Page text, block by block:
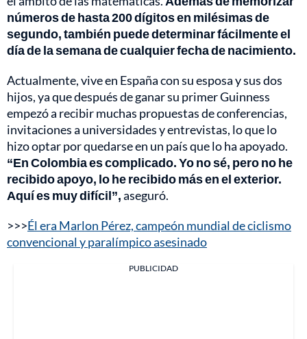
números de hasta 200 dígitos en milésimas de
segundo, también puede determinar fácilmente el
día de la semana de cualquier fecha de nacimiento.
Actualmente, vive en España con su esposa y sus dos
hijos, ya que después de ganar su primer Guinness
empezó a recibir muchas propuestas de conferencias,
invitaciones a universidades y entrevistas, lo que lo
hizo optar por quedarse en un país que lo ha apoyado.
“En Colombia es complicado. Yo no sé, pero no he
recibido apoyo, lo he recibido más en el exterior.
Aquí es muy difícil”,aseguró.
>>>Él era Marlon Pérez, campeón mundial de ciclismo
convencional y paralímpico asesinado
PUBLICIDAD